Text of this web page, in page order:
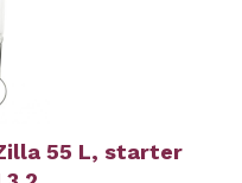
55 L, starter